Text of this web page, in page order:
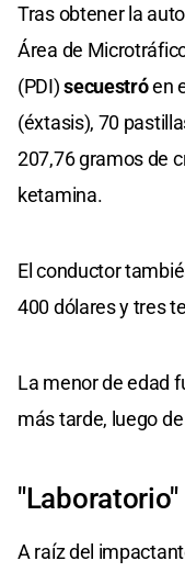
Tras obtener la
Área de
(PDI)secuestróen
(éxtasis), 70
207,76 gramos de
ketamina.
El conductor
400 dólares y tres
La menor de edad
más tarde, luego
"Laboratorio"
A raíz del